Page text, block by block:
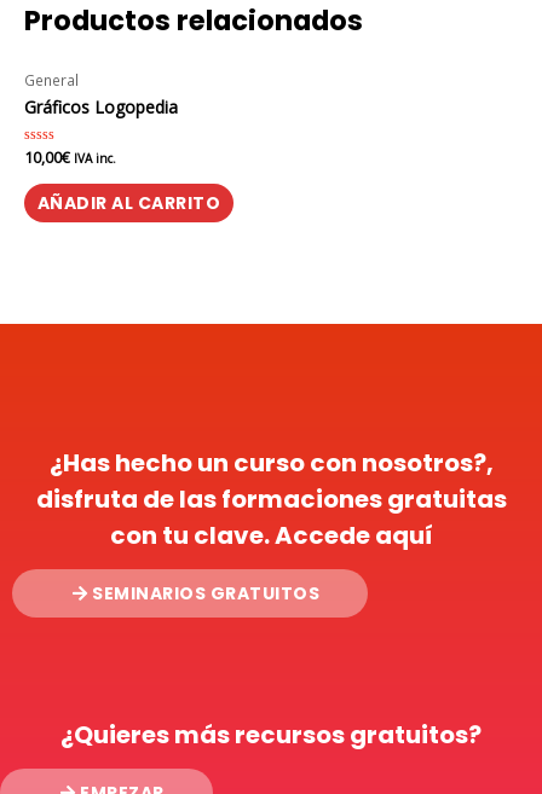
Productos relacionados
General
Gráficos Logopedia
Valorado
0
de
5
10,00€ IVA inc.
AÑADIR AL CARRITO
¿Has hecho un curso con nosotros?,
disfruta de las formaciones gratuitas
con tu clave. Accede aquí
SEMINARIOS GRATUITOS
¿Quieres más recursos gratuitos?